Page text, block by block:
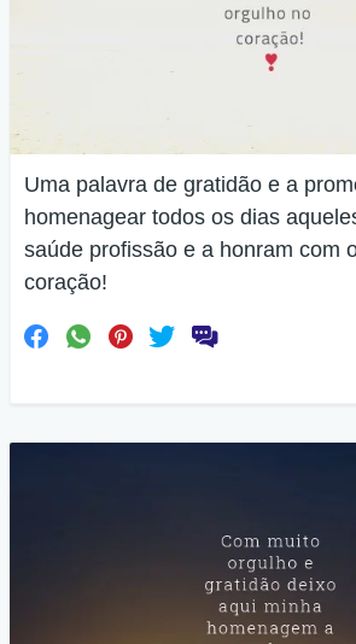
Uma palavra de gratidão e a
homenagear todos os dias
saúde profissão e a honram com
coração!